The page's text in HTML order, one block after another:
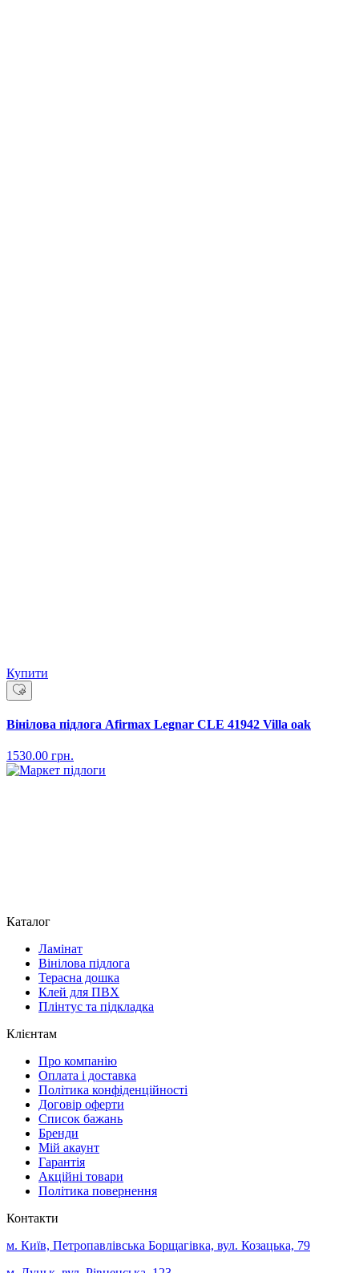
Купити
Вінілова підлога Afirmax Legnar CLE 41942 Villa oak
1530.00 грн.
Каталог
Ламінат
Вінілова підлога
Терасна дошка
Клей для ПВХ
Плінтус та підкладка
Клієнтам
Про компанію
Оплата і доставка
Політика конфіденційності
Договір оферти
Список бажань
Бренди
Мій акаунт
Гарантія
Акційні товари
Політика повернення
Контакти
м. Київ, Петропавлівська Борщагівка, вул. Козацька, 79